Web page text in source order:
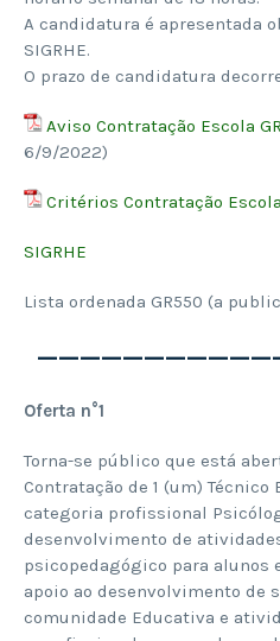
A candidatura é apresentada
SIGRHE.
O prazo de candidatura
Aviso Contratação Escola
6/9/2022)
Critérios Contratação
SIGRHE
Lista ordenada GR550 (a
Oferta n°1
Torna-se público que está
Contratação de 1 (um) Técnico
categoria profissional
desenvolvimento de
psicopedagógico para alunos
apoio ao desenvolvimento de
comunidade Educativa e